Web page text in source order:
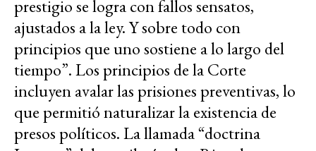
prestigio se logra con fallos sensatos,
ajustados a la ley. Y sobre todo con
principios que uno sostiene a lo largo del
tiempo”. Los principios de la Corte
incluyen avalar las prisiones preventivas, lo
que permitió naturalizar la existencia de
presos políticos. La llamada “doctrina